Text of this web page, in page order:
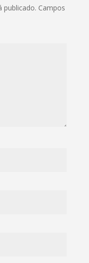
publicado. Campos